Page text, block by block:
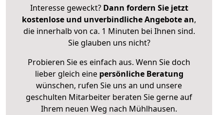
Interesse geweckt? Dann fordern Sie jetzt
kostenlose und unverbindliche Angebote an,
die innerhalb von ca. 1 Minuten bei Ihnen sind.
Sie glauben uns nicht?
Probieren Sie es einfach aus. Wenn Sie doch
lieber gleich eine persönliche Beratung
wünschen, rufen Sie uns an und unsere
geschulten Mitarbeiter beraten Sie gerne auf
Ihrem neuen Weg nach Mühlhausen.